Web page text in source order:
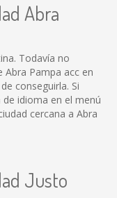
Abra
Todavía no
Pampa acc en
conseguirla. Si
idioma en el menú
cercana a Abra
Justo